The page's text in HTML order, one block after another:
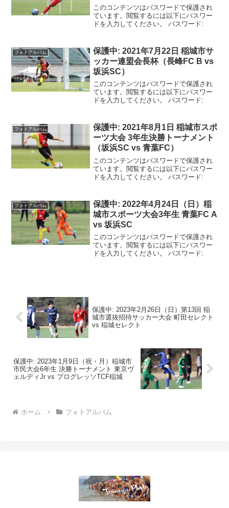
SC
このコンテンツはパスワードで保護され
ています。閲覧するには以下にパスワー
ドを入力してください。 パスワード:
フォトアルバム
保護中: 2021年7月22日 稲城市サ
ッカー連盟会長杯（長峰FC B vs
坂浜SC）
このコンテンツはパスワードで保護され
ています。閲覧するには以下にパスワー
ドを入力してください。 パスワード:
フォトアルバム
保護中: 2021年8月1日 稲城市スポ
ーツ大会 3年生決勝トーナメント
（坂浜SC vs 青葉FC）
このコンテンツはパスワードで保護され
ています。閲覧するには以下にパスワー
ドを入力してください。 パスワード:
フォトアルバム
保護中: 2022年4月24日（日）稲
城市スポーツ大会3年生 青葉FC A
vs 坂浜SC
このコンテンツはパスワードで保護され
ています。閲覧するには以下にパスワー
ドを入力してください。 パスワード:
保護中: 2023年2月26日（日）第13回 稲
城市選抜招待サッカー大会 町田セレクト
vs 稲城セレクト
保護中: 2023年1月9日（祝・月）稲城市
市民大会6年生 決勝トーナメント 東京ヴ
ェルディJr vs プログレッソTCF稲城
ホーム フォトアルバム